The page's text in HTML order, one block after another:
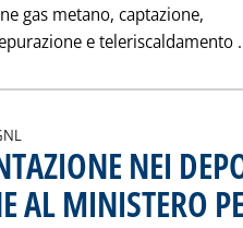
gas metano, captazione,
e teleriscaldamento
NEI
AL MINISTERO